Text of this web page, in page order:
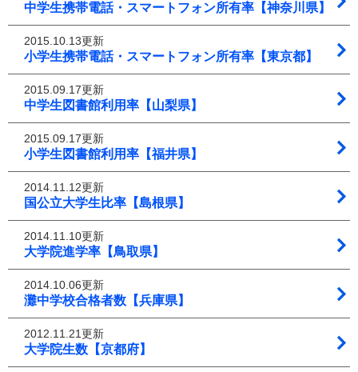
中学生携帯電話・スマートフォン所有率【神奈川県】
2015.10.13更新
小学生携帯電話・スマートフォン所有率【東京都】
2015.09.17更新
中学生図書館利用率【山梨県】
2015.09.17更新
小学生図書館利用率【福井県】
2014.11.12更新
国公立大学生比率【島根県】
2014.11.10更新
大学院進学率【鳥取県】
2014.10.06更新
灘中学校合格者数【兵庫県】
2012.11.21更新
大学院生数【京都府】